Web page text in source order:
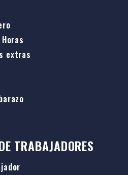
TRABAJADORES
extras